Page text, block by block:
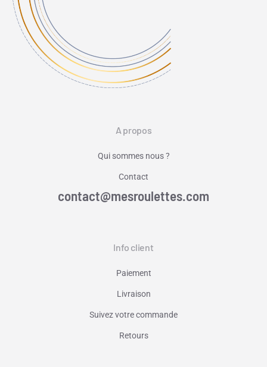
A propos
Qui sommes nous ?
Contact
contact@mesroulettes.com
Info client
Paiement
Livraison
Suivez votre commande
Retours